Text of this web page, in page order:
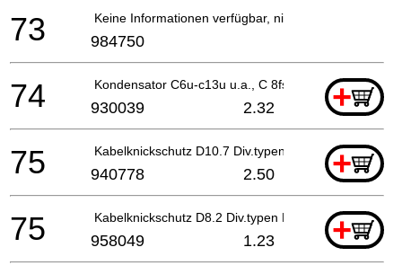
Keine Informationen verfügbar, nicht bestellbar
73 984750
Kondensator C6u-c13u u.a., C 8fshe +
74 930039 2.32
Kabelknickschutz D10.7 Div.typen, Cm9by, H41mb, G
+
75 940778 2.50
Kabelknickschutz D8.2 Div.typen H41mb, G23ss
+
75 958049 1.23